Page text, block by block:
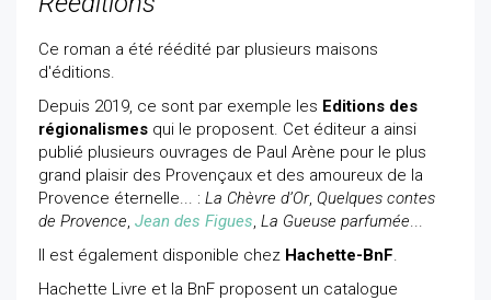
Ce roman a été réédité par plusieurs maisons
d'éditions.
Depuis 2019, ce sont par exemple les Editions des
régionalismes qui le proposent. Cet éditeur a ainsi
publié plusieurs ouvrages de Paul Arène pour le plus
grand plaisir des Provençaux et des amoureux de la
Provence éternelle... : La Chèvre d’Or, Quelques contes
de Provence, Jean des Figues, La Gueuse parfumée...
Il est également disponible chez Hachette-BnF.
Hachette Livre et la BnF proposent un catalogue